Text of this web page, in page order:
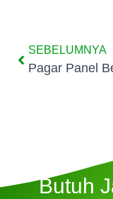
SEBELUMNYA
Butuh